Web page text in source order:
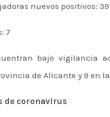
nuevos positivos: 39
7
bajo vigilancia
de Alicante y 9 en
de coronavirus